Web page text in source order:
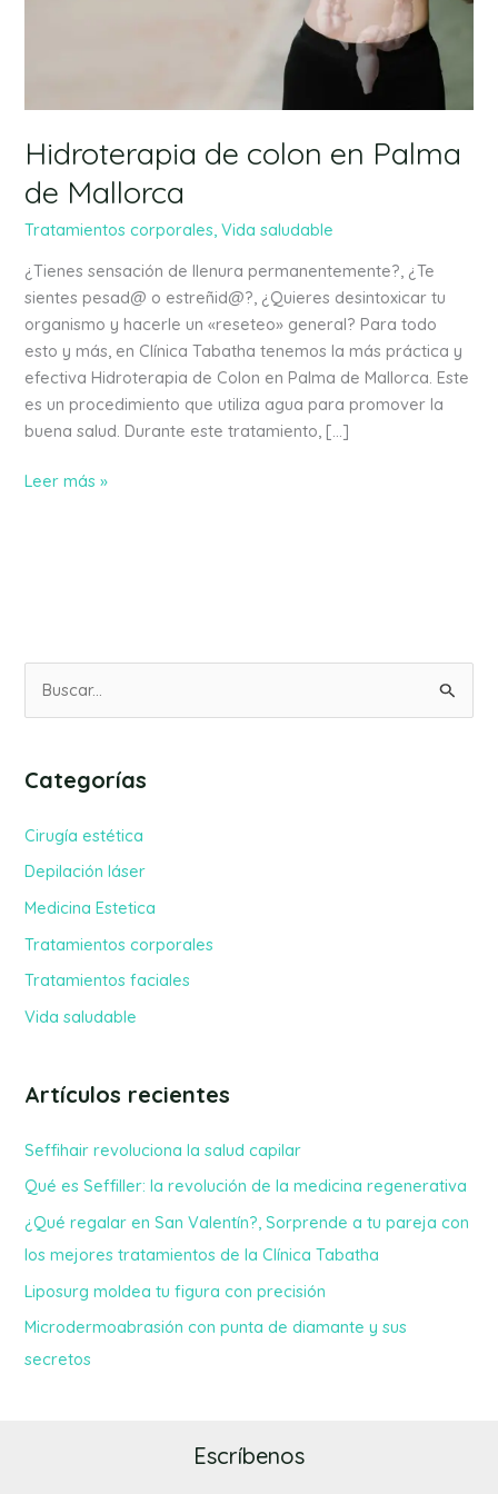
Hidroterapia de colon en Palma
de Mallorca
Tratamientos corporales,Vida saludable
¿Tienes sensación de llenura permanentemente?, ¿Te
sientes pesad@ o estreñid@?, ¿Quieres desintoxicar tu
organismo y hacerle un «reseteo» general? Para todo
esto y más, en Clínica Tabatha tenemos la más práctica y
efectiva Hidroterapia de Colon en Palma de Mallorca. Este
es un procedimiento que utiliza agua para promover la
buena salud. Durante este tratamiento, […]
Leer más »
c
o
r
Categorías
Cirugía estética
Depilación láser
Medicina Estetica
Tratamientos corporales
Tratamientos faciales
Vida saludable
Artículos recientes
Seffihair revoluciona la salud capilar
Qué es Seffiller: la revolución de la medicina regenerativa
¿Qué regalar en San Valentín?, Sorprende a tu pareja con
los mejores tratamientos de la Clínica Tabatha
Liposurg moldea tu figura con precisión
Microdermoabrasión con punta de diamante y sus
secretos
Escríbenos